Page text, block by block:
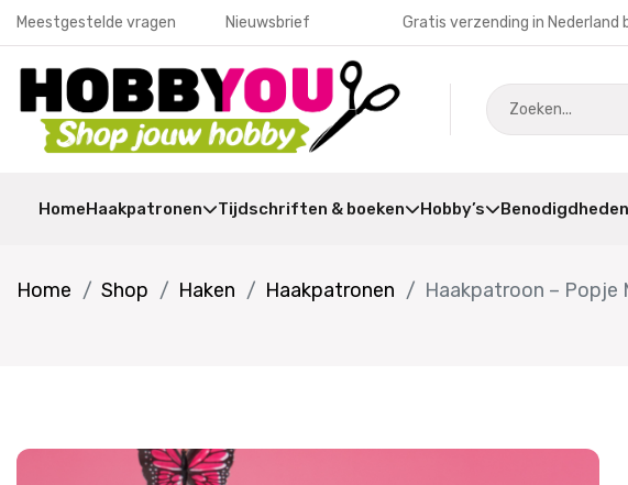
Meestgestelde vragen Nieuwsbrief Gratis verzending in
HomeHaakpatronen Tijdschriften & boeken Hobby’s Benodigdheden
Home Shop Haken Haakpatronen Haakpatroon – Popje